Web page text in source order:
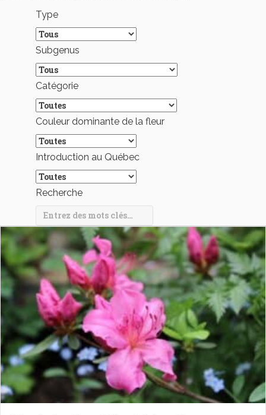
Type
Subgenus
Catégorie
Couleur dominante de la fleur
Introduction au Québec
Recherche